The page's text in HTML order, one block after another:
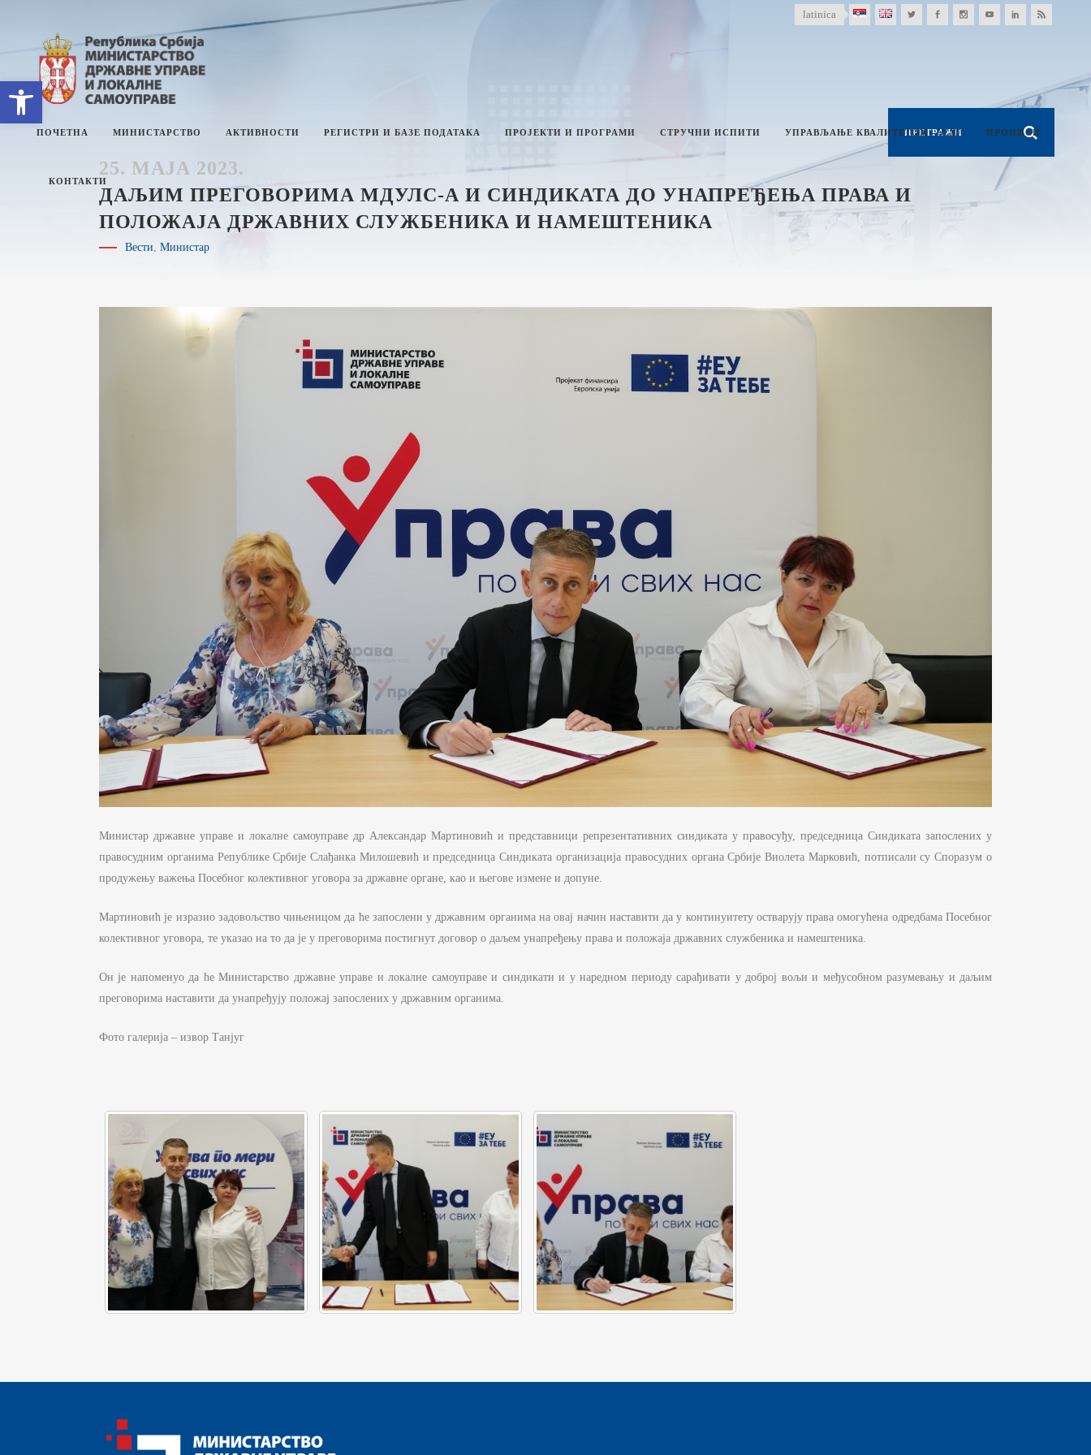
Open toolbar
latinica
ПОЧЕТНА МИНИСТАРСТВО
О МИНИСТАРСТВУ
СЕКТОРИ
ИНТЕРНА РЕВИЗИЈА
ЕТИКА И ИНТЕГРИТЕТ
ЈАВНОСТИ РАДА МИНИСТАРСТВА
ДРЖАВНЕ УПРАВЕ И ЛОКАЛНЕ
САМОУПРАВЕ
БУЏЕТ МИНИСТАРСТВА
ФИНАНСИЈСКО УПРАВЉАЊЕ И
КОНТРОЛА
ЈАВНЕ НАБАВКЕ
ПЛАН ЈАВНИХ НАБАВКИ И
АКТИВНОСТИ РЕГИСТРИ И БАЗЕ ПОДАТАКА ПРОЈЕКТИ И ПРОГРАМИ СТРУЧНИ ИСПИТИ УПРАВЉАЊЕ КВАЛИТЕТОМ – CAF ПРОПИСИ
КОНТАКТИ
25. МАЈА 2023.
ДАЉИМ ПРЕГОВОРИМА МДУЛС-А И СИНДИКАТА ДО УНАПРЕЂЕЊА ПРАВА И
ПОЛОЖАЈА ДРЖАВНИХ СЛУЖБЕНИКА И НАМЕШТЕНИКА
Вести, Министар
Министар државне управе и локалне самоуправе др Александар Мартиновић и представници репрезентативних синдиката у правосуђу, председница Синдиката запослених у
правосудним органима Републике Србије Слађанка Милошевић и председница Синдиката организација правосудних органа Србије Виолета Марковић, потписали су Споразум о
продужењу важења Посебног колективног уговора за државне органе, као и његове измене и допуне.
Мартиновић је изразио задовољство чињеницом да ће запослени у државним органима на овај начин наставити да у континуитету остварују права омогућена одредбама Посебног
колективног уговора, те указао на то да је у преговорима постигнут договор о даљем унапређењу права и положаја државних службеника и намештеника.
Он је напоменуо да ће Министарство државне управе и локалне самоуправе и синдикати и у наредном периоду сарађивати у доброј вољи и међусобном разумевању и даљим
преговорима наставити да унапређују положај запослених у државним органима.
Фото галерија – извор Танјуг